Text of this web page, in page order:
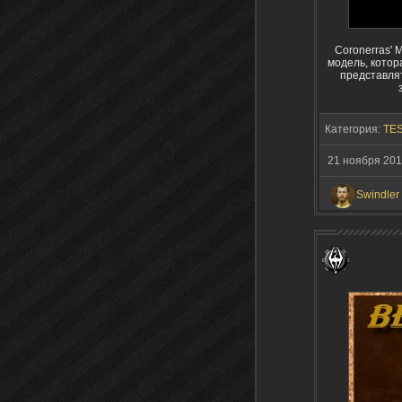
Coronerras'
модель,
Категория:
21 ноября
Swindler